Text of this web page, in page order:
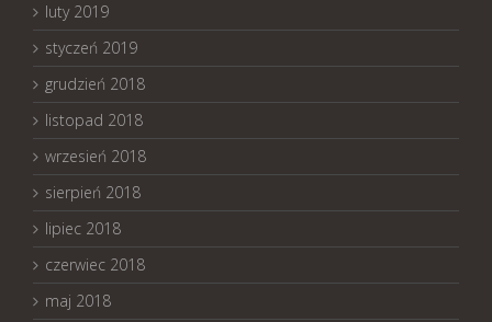
luty 2019
styczeń 2019
grudzień 2018
listopad 2018
wrzesień 2018
sierpień 2018
lipiec 2018
czerwiec 2018
maj 2018